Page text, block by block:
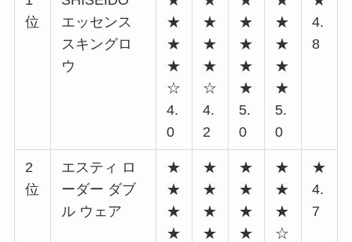
位
エッセンス
スキングロ
ウ
★
★
★
☆
4.
0
★
★
★
☆
4.
2
★
★
★
★
5.
0
★
★
★
★
5.
0
4.
8
2
位
エスティ ロ
ーダー ダブ
ル ウェア
★
★
★
★
★
★
★
★
★
★
★
★
★
★
★
☆
★
4.
7